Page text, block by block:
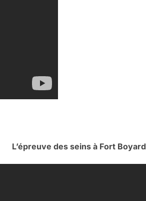
L’épreuve des seins à Fort Boyard